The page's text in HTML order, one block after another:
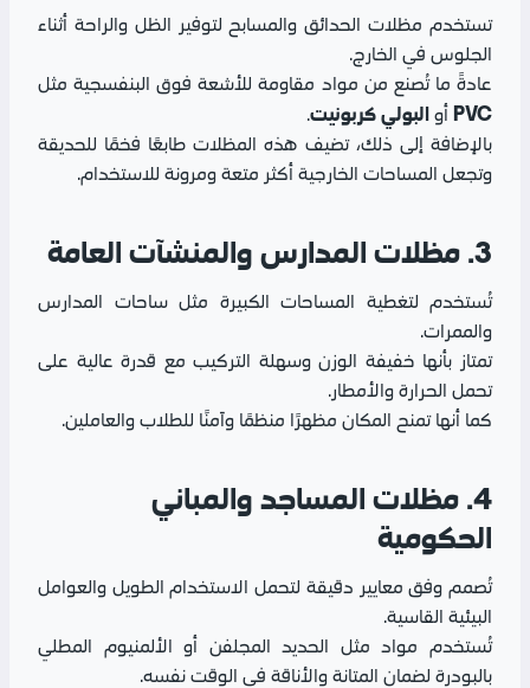
تستخدم مظلات الحدائق والمسابح لتوفير الظل والراحة أثناء
الجلوس في الخارج.
عادةً ما تُصنع من مواد مقاومة للأشعة فوق البنفسجية مثل
PVC أو البولي كربونيت.
بالإضافة إلى ذلك، تضيف هذه المظلات طابعًا فخمًا للحديقة
وتجعل المساحات الخارجية أكثر متعة ومرونة للاستخدام.
3. مظلات المدارس والمنشآت العامة
تُستخدم لتغطية المساحات الكبيرة مثل ساحات المدارس
والممرات.
تمتاز بأنها خفيفة الوزن وسهلة التركيب مع قدرة عالية على
تحمل الحرارة والأمطار.
كما أنها تمنح المكان مظهرًا منظمًا وآمنًا للطلاب والعاملين.
4. مظلات المساجد والمباني
الحكومية
تُصمم وفق معايير دقيقة لتحمل الاستخدام الطويل والعوامل
البيئية القاسية.
تُستخدم مواد مثل الحديد المجلفن أو الألمنيوم المطلي
بالبودرة لضمان المتانة والأناقة في الوقت نفسه.